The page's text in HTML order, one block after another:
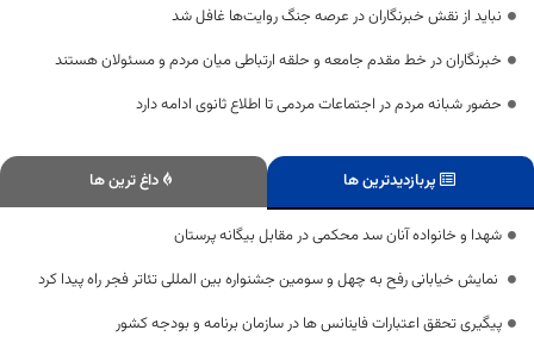
نباید از نقش خبرنگاران در عرصه جنگ روایت‌ها غافل شد
خبرنگاران در خط مقدم جامعه و حلقه ارتباطی میان مردم و مسئولان هستند
حضور شبانه مردم در اجتماعات مردمی تا اطلاع ثانوی ادامه دارد
پربازدیدترین ها داغ ترین ها
شهدا و خانواده‌ آنان سد محکمی در مقابل بیگانه پرستان
نمایش خیابانی رفح به چهل و سومین جشنواره بین المللی تئاتر فجر راه پیدا کرد
پیگیری تحقق اعتبارات فاینانس ها در سازمان برنامه و بودجه کشور